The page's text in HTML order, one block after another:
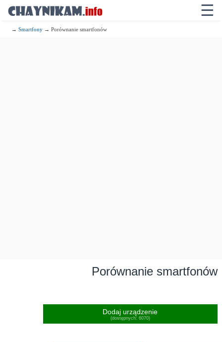
☰
→Smartfony → Porównanie smartfonów
Porównanie smartfonów
Dodaj urządzenie
(dostępnych: 6070)